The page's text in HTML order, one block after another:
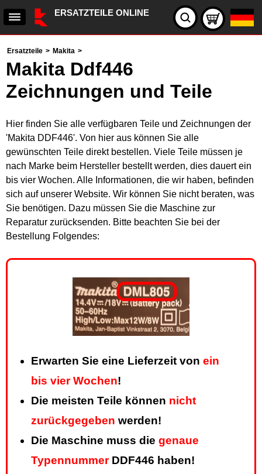
ERSATZTEILE ONLINE
Ersatzteile > Makita >
Makita Ddf446
Zeichnungen und Teile
Hier finden Sie alle verfügbaren Teile und Zeichnungen der
'Makita DDF446'. Von hier aus können Sie alle
gewünschten Teile direkt bestellen. Viele Teile müssen je
nach Marke beim Hersteller bestellt werden, dies dauert ein
bis vier Wochen. Alle Informationen, die wir haben, befinden
sich auf unserer Website. Wir können Sie nicht beraten, was
Sie benötigen. Dazu müssen Sie die Maschine zur
Reparatur zurücksenden. Bitte beachten Sie bei der
Bestellung Folgendes:
Erwarten Sie eine Lieferzeit von ein
bis vier Wochen!
Die meisten Teile können nicht
zurückgegeben werden!
Die Maschine muss die genaue
TypennummerDDF446 haben!